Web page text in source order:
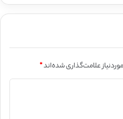
علامت‌گذاری شده‌اند*